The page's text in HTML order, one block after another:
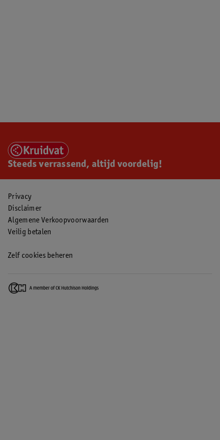
Steeds verrassend, altijd voordelig!
Privacy
Disclaimer
Algemene Verkoopvoorwaarden
Veilig betalen
Zelf cookies beheren